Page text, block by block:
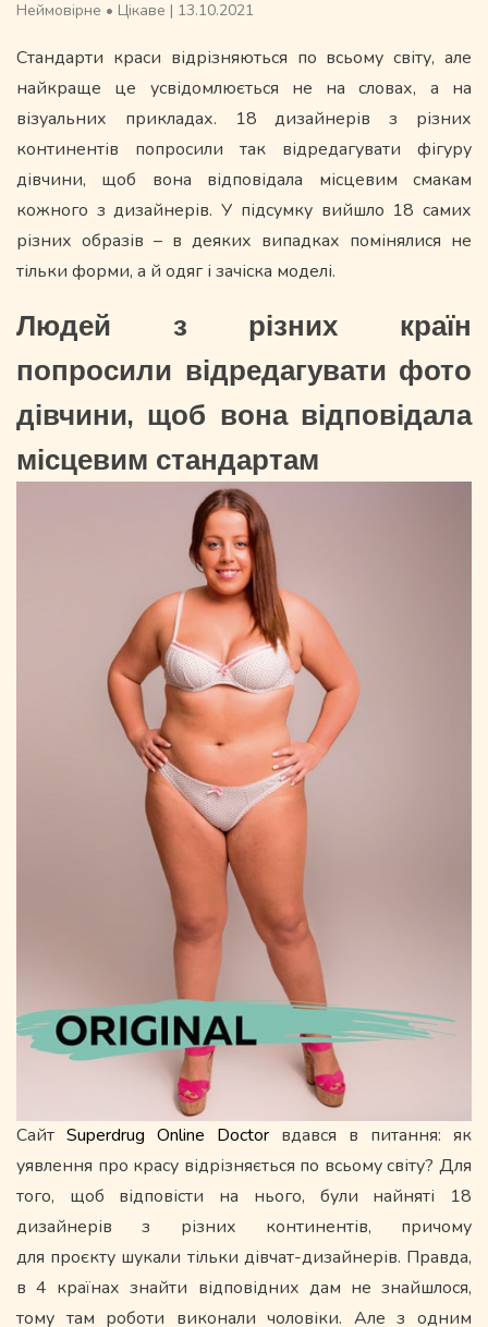
Неймовірне • Цікаве | 13.10.2021
Стандарти краси відрізняються по всьому світу, але
найкраще це усвідомлюється не на словах, а на
візуальних прикладах. 18 дизайнерів з різних
континентів попросили так відредагувати фігуру
дівчини, щоб вона відповідала місцевим смакам
кожного з дизайнерів. У підсумку вийшло 18 самих
різних образів – в деяких випадках помінялися не
тільки форми, а й одяг і зачіска моделі.
Людей з різних країн
попросили відредагувати фото
дівчини, щоб вона відповідала
місцевим стандартам
Сайт Superdrug Online Doctor вдався в питання: як
уявлення про красу відрізняється по всьому світу? Для
того, щоб відповісти на нього, були найняті 18
дизайнерів з різних континентів, причому
для проєкту шукали тільки дівчат-дизайнерів. Правда,
в 4 країнах знайти відповідних дам не знайшлося,
тому там роботи виконали чоловіки. Але з одним